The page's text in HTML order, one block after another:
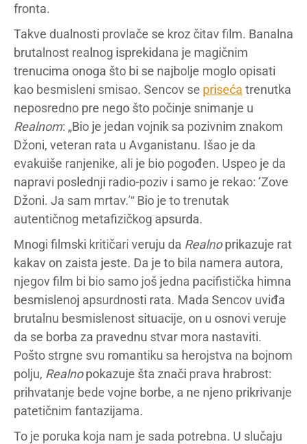
fronta.
Takve dualnosti provlače se kroz čitav film. Banalna
brutalnost realnog isprekidana je magičnim
trenucima onoga što bi se najbolje moglo opisati
kao besmisleni smisao. Sencov se priseća trenutka
neposredno pre nego što počinje snimanje u
Realnom: „Bio je jedan vojnik sa pozivnim znakom
Džoni, veteran rata u Avganistanu. Išao je da
evakuiše ranjenike, ali je bio pogođen. Uspeo je da
napravi poslednji radio-poziv i samo je rekao: ’Zove
Džoni. Ja sam mrtav.’“ Bio je to trenutak
autentičnog metafizičkog apsurda.
Mnogi filmski kritičari veruju da Realnoprikazuje rat
kakav on zaista jeste. Da je to bila namera autora,
njegov film bi bio samo još jedna pacifistička himna
besmislenoj apsurdnosti rata. Mada Sencov uviđa
brutalnu besmislenost situacije, on u osnovi veruje
da se borba za pravednu stvar mora nastaviti.
Pošto strgne svu romantiku sa herojstva na bojnom
polju, Realnopokazuje šta znači prava hrabrost:
prihvatanje bede vojne borbe, a ne njeno prikrivanje
patetičnim fantazijama.
To je poruka koja nam je sada potrebna. U slučaju